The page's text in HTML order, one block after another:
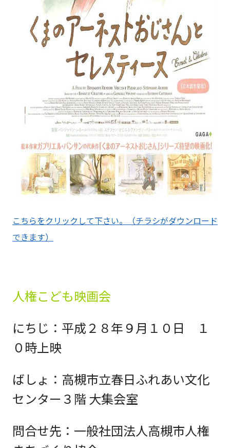
こちらをクリックして下さい。（チラシがダウンロード
できます）
人権こども映画会
にちじ：平成２８年９月１０日 １
０時上映
ばしょ：高槻市立春日ふれあい文化
センター３階 大集会室
問合せ先：一般社団法人高槻市人権